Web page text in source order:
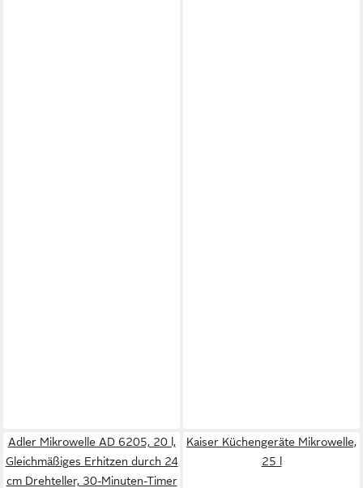
Adler Mikrowelle AD 6205, 20 l,
Gleichmäßiges Erhitzen durch 24
cm Drehteller, 30-Minuten-Timer
Kaiser Küchengeräte Mikrowelle,
25 l